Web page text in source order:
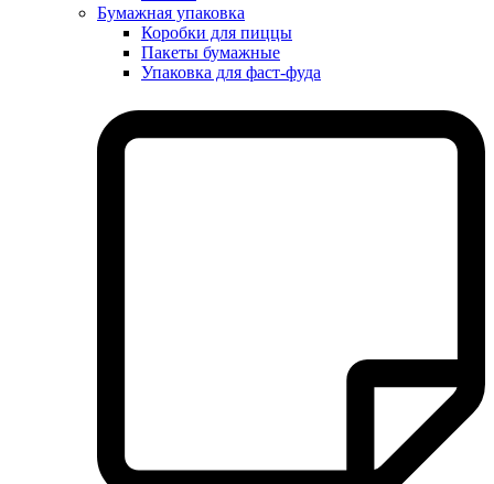
Бумажная упаковка
Коробки для пиццы
Пакеты бумажные
Упаковка для фаст-фуда